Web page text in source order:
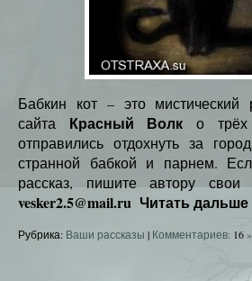
Бабкин кот – это мистический
сайта Красный Волк о трёх
отправились отдохнуть за
странной бабкой и парнем.
рассказ, пишите автору
vesker2.5@mail.ru Читать дальше
Рубрика: Ваши рассказы | Комментариев: 16 »